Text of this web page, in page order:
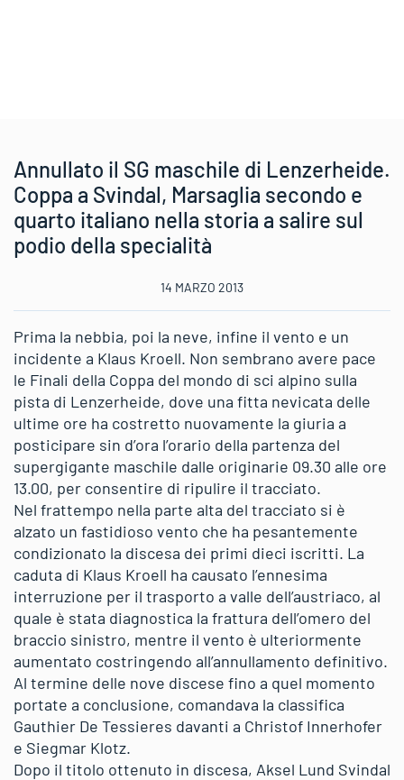
Annullato il SG maschile di Lenzerheide.
Coppa a Svindal, Marsaglia secondo e
quarto italiano nella storia a salire sul
podio della specialità
14 MARZO 2013
Prima la nebbia, poi la neve, infine il vento e un
incidente a Klaus Kroell. Non sembrano avere pace
le Finali della Coppa del mondo di sci alpino sulla
pista di Lenzerheide, dove una fitta nevicata delle
ultime ore ha costretto nuovamente la giuria a
posticipare sin d’ora l’orario della partenza del
supergigante maschile dalle originarie 09.30 alle ore
13.00, per consentire di ripulire il tracciato.
Nel frattempo nella parte alta del tracciato si è
alzato un fastidioso vento che ha pesantemente
condizionato la discesa dei primi dieci iscritti. La
caduta di Klaus Kroell ha causato l’ennesima
interruzione per il trasporto a valle dell’austriaco, al
quale è stata diagnostica la frattura dell’omero del
braccio sinistro, mentre il vento è ulteriormente
aumentato costringendo all’annullamento definitivo.
Al termine delle nove discese fino a quel momento
portate a conclusione, comandava la classifica
Gauthier De Tessieres davanti a Christof Innerhofer
e Siegmar Klotz.
Dopo il titolo ottenuto in discesa, Aksel Lund Svindal